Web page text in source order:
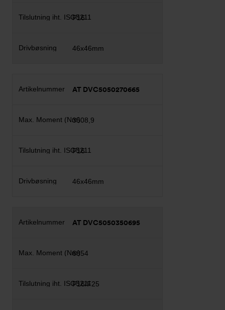
F16
46x46mm
AT DVC5050270665
3508,9
F16
46x46mm
AT DVC5050350695
6854
F16/F25